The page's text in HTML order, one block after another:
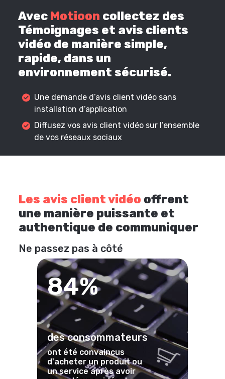
Avec Motioon collectez des
Témoignages et avis clients
vidéo de manière simple,
rapide, dans un
environnement sécurisé.
Une demande d’avis client vidéo sans
installation d’application
Diffusez vos avis client vidéo sur l’ensemble
de vos réseaux sociaux
Les avis client vidéo offrent
une manière puissante et
authentique de communiquer
Ne passez pas à côté
84%
des consommateurs
ont été convaincus
d'acheter un produit ou
un service après avoir